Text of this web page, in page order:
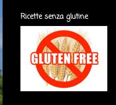
Ricette senza glutine